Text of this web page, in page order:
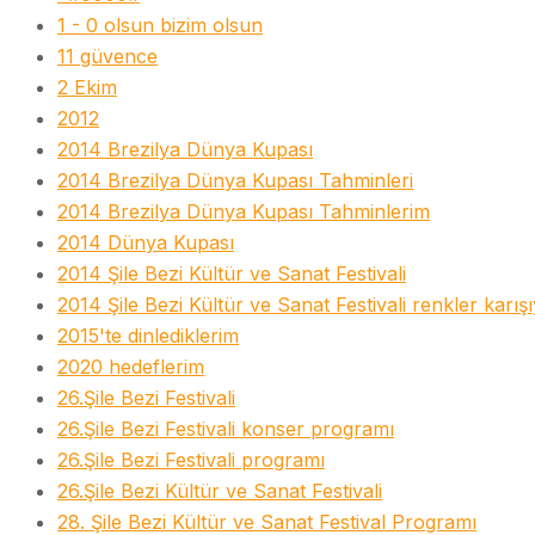
1 - 0 olsun bizim olsun
11 güvence
2 Ekim
2012
2014 Brezilya Dünya Kupası
2014 Brezilya Dünya Kupası Tahminleri
2014 Brezilya Dünya Kupası Tahminlerim
2014 Dünya Kupası
2014 Şile Bezi Kültür ve Sanat Festivali
2014 Şile Bezi Kültür ve Sanat Festivali renkler
2015'te dinlediklerim
2020 hedeflerim
26.Şile Bezi Festivali
26.Şile Bezi Festivali konser programı
26.Şile Bezi Festivali programı
26.Şile Bezi Kültür ve Sanat Festivali
28. Şile Bezi Kültür ve Sanat Festival Programı